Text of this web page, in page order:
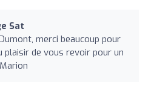
Sat
merci beaucoup pour
plaisir de vous revoir pour un